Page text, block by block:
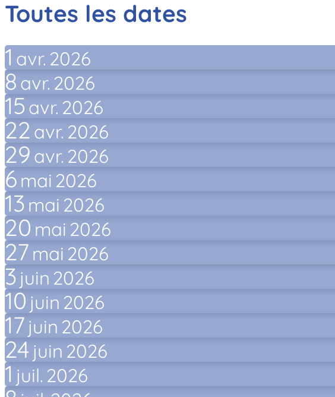
Toutes les dates
1 avr. 2026
8 avr. 2026
15 avr. 2026
22 avr. 2026
29 avr. 2026
6 mai 2026
13 mai 2026
20 mai 2026
27 mai 2026
3 juin 2026
10 juin 2026
17 juin 2026
24 juin 2026
1 juil. 2026